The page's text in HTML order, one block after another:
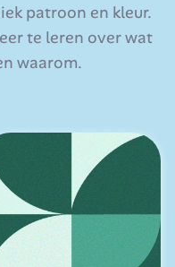
patroon en kleur.
te leren over wat
waarom.